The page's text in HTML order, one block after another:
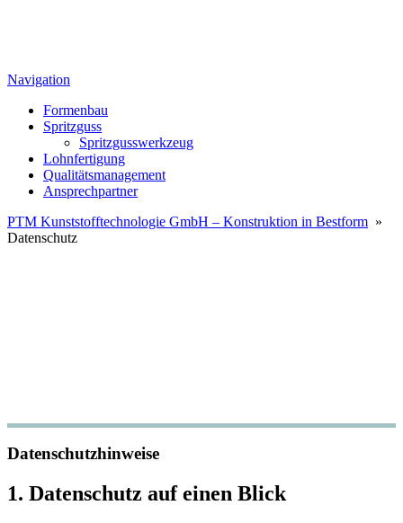
Navigation
Formenbau
Spritzguss
Spritzgusswerkzeug
Lohnfertigung
Qualitätsmanagement
Ansprechpartner
PTM Kunststofftechnologie GmbH – Konstruktion in Bestform »
Datenschutz
Datenschutzhinweise
1. Datenschutz auf einen Blick